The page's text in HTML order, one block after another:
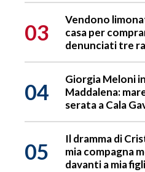
03
Vendono
casa per
denunciati tre
04
Giorgia Meloni
Maddalena:
serata a Cala
05
Il dramma di
mia compagna
davanti a mia